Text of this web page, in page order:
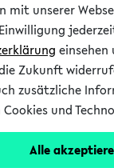
mit unserer
Zukunft
zusätzliche
und
Alle